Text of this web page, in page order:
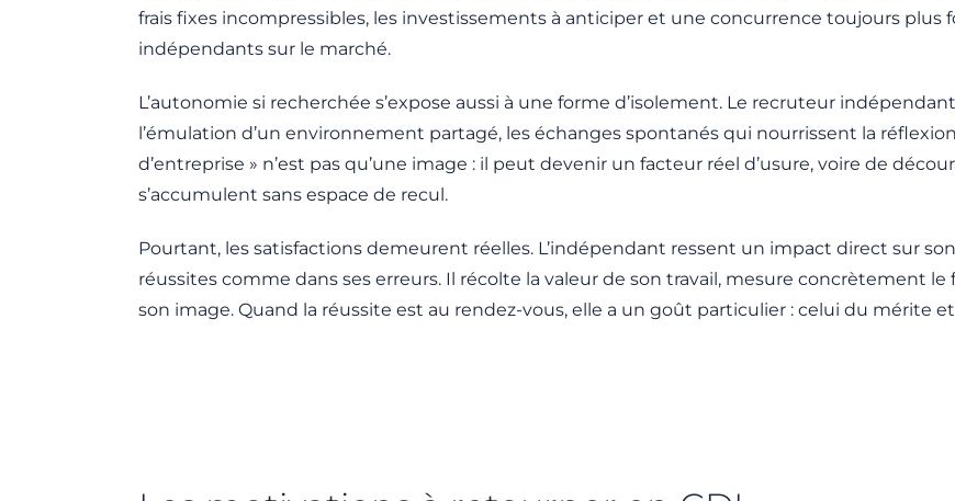
frais fixes incompressibles, les investissements à anticiper et une concurrence toujours
indépendants sur le marché.
L’autonomie si recherchée s’expose aussi à une forme d’isolement. Le recruteur
l’émulation d’un environnement partagé, les échanges spontanés qui nourrissent la
d’entreprise » n’est pas qu’une image : il peut devenir un facteur réel d’usure, voire de
s’accumulent sans espace de recul.
Pourtant, les satisfactions demeurent réelles. L’indépendant ressent un impact direct sur
réussites comme dans ses erreurs. Il récolte la valeur de son travail, mesure concrètement
son image. Quand la réussite est au rendez-vous, elle a un goût particulier : celui du mérite